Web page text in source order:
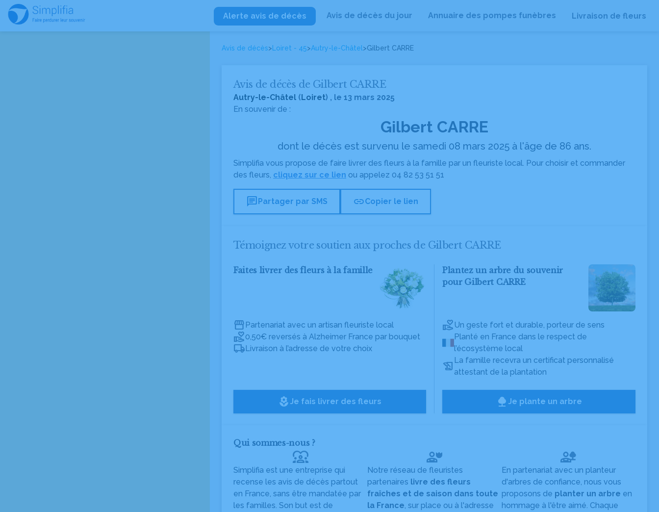
Alerte avis de décès Avis de décès du jour Annuaire des pompes funèbres Livraison de fleurs
Avis de décès> Loiret - 45>Autry-le-Châtel >Gilbert CARRE
Avis de décès de Gilbert CARRE
Autry-le-Châtel (Loiret) , le 13 mars 2025
En souvenir de :
Gilbert CARRE
dont le décès est survenu le samedi 08 mars 2025 à l'âge de 86 ans.
Simplifia vous propose de faire livrer des fleurs à la famille par un fleuriste local. Pour choisir et commander
des fleurs, cliquez sur ce lien ou appelez 04 82 53 51 51
chatPartager par SMS linkCopier le lien
Témoignez votre soutien aux proches de Gilbert CARRE
Faites livrer des fleurs à la famille
Partenariat avec un artisan fleuriste local
0,50€ reversés à Alzheimer France par bouquet
Livraison à l’adresse de votre choix
local_florist Je fais livrer des fleurs
Plantez un arbre du souvenir
pour Gilbert CARRE
Un geste fort et durable, porteur de sens
Planté en France dans le respect de
l’écosystème local
La famille recevra un certificat personnalisé
attestant de la plantation
Je plante un arbre
Qui sommes-nous ?
diversity_1
Simplifia est une entreprise qui
recense les avis de décès partout
en France, sans être mandatée par
les familles. Son but est de
Notre réseau de fleuristes
partenaires livre des fleurs
fraîches et de saison dans toute
la France, sur place ou à l'adresse
En partenariat avec un planteur
d'arbres de confiance, nous vous
proposons de planter un arbre en
hommage à l'être aimé. Chaque